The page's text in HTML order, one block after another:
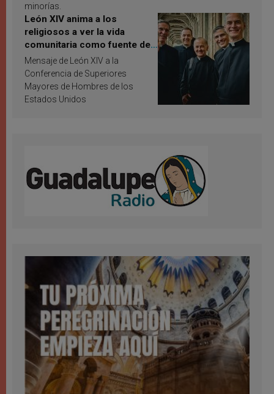
minorías.
León XIV anima a los
religiosos a ver la vida
comunitaria como fuente de
inspiración y santificación
Mensaje de León XIV a la
Conferencia de Superiores
Mayores de Hombres de los
Estados Unidos